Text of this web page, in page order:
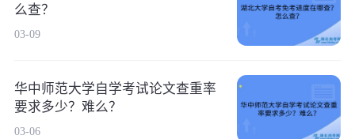
么查？
03-09
华中师范大学自学考试论文查重率
要求多少？难么？
03-06